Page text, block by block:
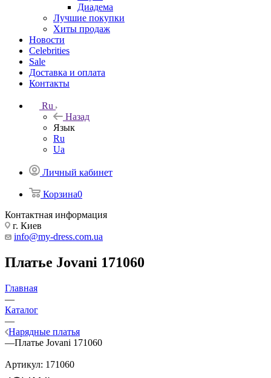
Диадема
Лучшие покупки
Хиты продаж
Новости
Celebrities
Sale
Доставка и оплата
Контакты
Ru
Назад
Язык
Ru
Ua
Личный кабинет
Корзина0
Контактная информация
г. Киев
info@my-dress.com.ua
Платье Jovani 171060
Главная
—
Каталог
—
Нарядные платья
—Платье Jovani 171060
Артикул: 171060